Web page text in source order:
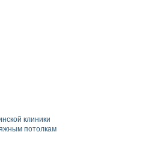
клиники
потолкам